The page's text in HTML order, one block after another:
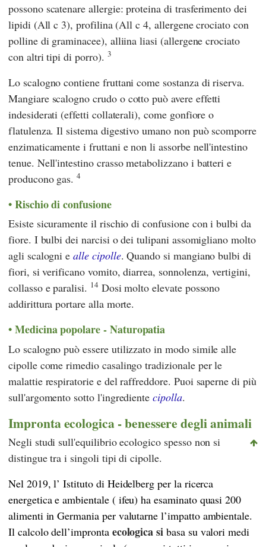
possono scatenare allergie: proteina di trasferimento dei
lipidi (All c 3), profilina (All c 4, allergene crociato con
polline di graminacee), alliina liasi (allergene crociato
con altri tipi di porro). 3
Lo scalogno contiene fruttani come sostanza di riserva.
Mangiare scalogno crudo o cotto può avere effetti
indesiderati (effetti collaterali), come gonfiore o
flatulenza. Il sistema digestivo umano non può scomporre
enzimaticamente i fruttani e non li assorbe nell'intestino
tenue. Nell'intestino crasso metabolizzano i batteri e
producono gas.4
Rischio di confusione
Esiste sicuramente il rischio di confusione con i bulbi da
fiore. I bulbi dei narcisi o dei tulipani assomigliano molto
agli scalogni ealle cipolle. Quando si mangiano bulbi di
fiori, si verificano vomito, diarrea, sonnolenza, vertigini,
collasso e paralisi. 14 Dosi molto elevate possono
addirittura portare alla morte.
Medicina popolare - Naturopatia
Lo scalogno può essere utilizzato in modo simile alle
cipolle come rimedio casalingo tradizionale per le
malattie respiratorie e del raffreddore. Puoi saperne di più
sull'argomento sotto l'ingredientecipolla.
Impronta ecologica - benessere degli animali
Negli studi sull'equilibrio ecologico spesso non si
distingue tra i singoli tipi di cipolle.
Nel 2019, l’Istituto di Heidelberg per la ricerca
energetica e ambientale( ifeu) ha esaminato quasi 200
alimenti in Germania per valutarne l’impatto ambientale.
Il calcolo dell’impronta ecologicasi basa su valori medi